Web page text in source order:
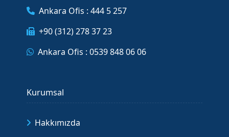
Ankara Ofis : 444 5 257
+90 (312) 278 37 23
Ankara Ofis : 0539 848 06 06
Kurumsal
Hakkımızda